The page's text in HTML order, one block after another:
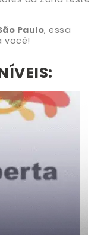
Paulo, essa
você!